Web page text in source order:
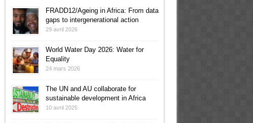
FRADD12/Ageing in Africa: From data
gaps to intergenerational action
29 avril 2026
World Water Day 2026: Water for
Equality
24 mars 2026
The UN and AU collaborate for
sustainable development in Africa
10 avril 2025